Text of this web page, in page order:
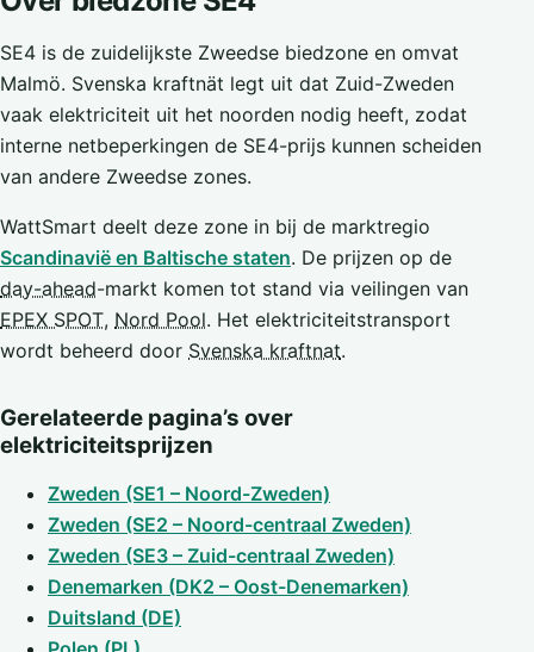
SE4 is de zuidelijkste Zweedse biedzone en omvat
Malmö. Svenska kraftnät legt uit dat Zuid-Zweden
vaak elektriciteit uit het noorden nodig heeft, zodat
interne netbeperkingen de SE4-prijs kunnen scheiden
van andere Zweedse zones.
WattSmart deelt deze zone in bij de marktregio
Scandinavië en Baltische staten. De prijzen op de
day-ahead-markt komen tot stand via veilingen van
EPEX SPOT, Nord Pool. Het elektriciteitstransport
wordt beheerd door Svenska kraftnat.
Gerelateerde pagina’s over
elektriciteitsprijzen
Zweden (SE1 – Noord-Zweden)
Zweden (SE2 – Noord-centraal Zweden)
Zweden (SE3 – Zuid-centraal Zweden)
Denemarken (DK2 – Oost-Denemarken)
Duitsland (DE)